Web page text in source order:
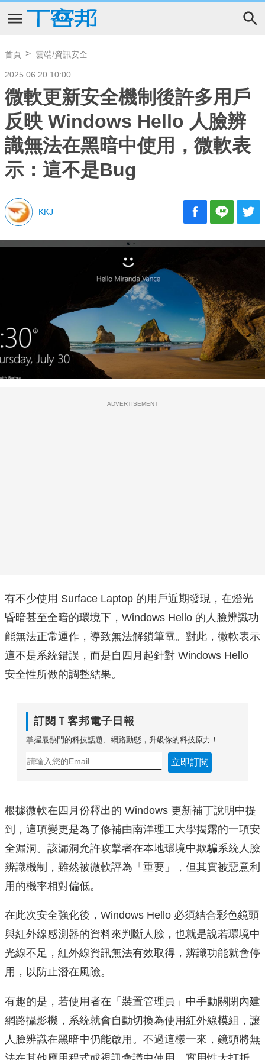
首頁 雲端/資訊安全
2025.06.20 10:00
微軟更新安全機制後許多用戶
反映 Windows Hello 人臉辨
識無法在黑暗中使用，微軟表
示：這不是Bug
KKJ
ADVERTISEMENT
有不少使用 Surface Laptop 的用戶近期發現，在燈光
昏暗甚至全暗的環境下，Windows Hello 的人臉辨識功
能無法正常運作，導致無法解鎖筆電。對此，微軟表示
這不是系統錯誤，而是自四月起針對 Windows Hello
安全性所做的調整結果。
訂閱Ｔ客邦電子日報
掌握最熱門的科技話題、網路動態，升級你的科技原力！
立即訂閱
根據微軟在四月份釋出的 Windows 更新補丁說明中提
到，這項變更是為了修補由南洋理工大學揭露的一項安
全漏洞。該漏洞允許攻擊者在本地環境中欺騙系統人臉
辨識機制，雖然被微軟評為「重要」，但其實被惡意利
用的機率相對偏低。
在此次安全強化後，Windows Hello 必須結合彩色鏡頭
與紅外線感測器的資料來判斷人臉，也就是說若環境中
光線不足，紅外線資訊無法有效取得，辨識功能就會停
用，以防止潛在風險。
有趣的是，若使用者在「裝置管理員」中手動關閉內建
網路攝影機，系統就會自動切換為使用紅外線模組，讓
人臉辨識在黑暗中仍能啟用。不過這樣一來，鏡頭將無